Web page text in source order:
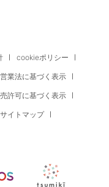
cookieポリシー
業法に基づく表示
許可に基づく表示
サイトマップ